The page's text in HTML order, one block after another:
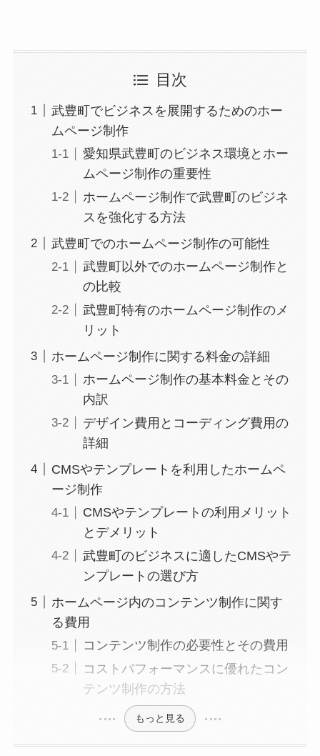
目次
武豊町でビジネスを展開するためのホー
ムページ制作
愛知県武豊町のビジネス環境とホー
ムページ制作の重要性
ホームページ制作で武豊町のビジネ
スを強化する方法
武豊町でのホームページ制作の可能性
武豊町以外でのホームページ制作と
の比較
武豊町特有のホームページ制作のメ
リット
ホームページ制作に関する料金の詳細
ホームページ制作の基本料金とその
内訳
デザイン費用とコーディング費用の
詳細
CMSやテンプレートを利用したホームペ
ージ制作
CMSやテンプレートの利用メリット
とデメリット
武豊町のビジネスに適したCMSやテ
ンプレートの選び方
ホームページ内のコンテンツ制作に関す
る費用
コンテンツ制作の必要性とその費用
コストパフォーマンスに優れたコン
テンツ制作の方法
もっと見る